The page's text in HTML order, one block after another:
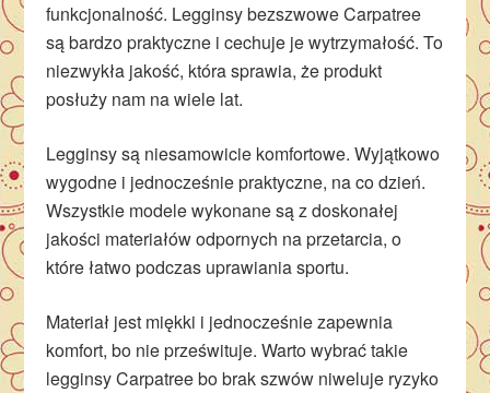
funkcjonalność. Legginsy bezszwowe Carpatree
są bardzo praktyczne i cechuje je wytrzymałość. To
niezwykła jakość, która sprawia, że produkt
posłuży nam na wiele lat.
Legginsy są niesamowicie komfortowe. Wyjątkowo
wygodne i jednocześnie praktyczne, na co dzień.
Wszystkie modele wykonane są z doskonałej
jakości materiałów odpornych na przetarcia, o
które łatwo podczas uprawiania sportu.
Materiał jest miękki i jednocześnie zapewnia
komfort, bo nie prześwituje. Warto wybrać takie
legginsy Carpatree bo brak szwów niweluje ryzyko